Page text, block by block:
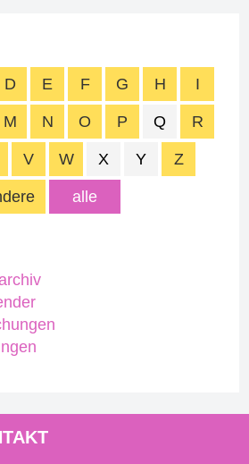
alle
D E F G H I
M N O P Q R
V W X Y Z